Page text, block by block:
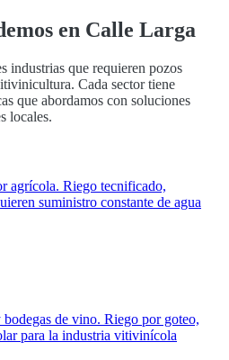
en Calle Larga
industrias que requieren pozos
. Cada sector tiene
que abordamos con soluciones
locales.
agrícola. Riego tecnificado,
suministro constante de agua
de vino. Riego por goteo,
para la industria vitivinícola